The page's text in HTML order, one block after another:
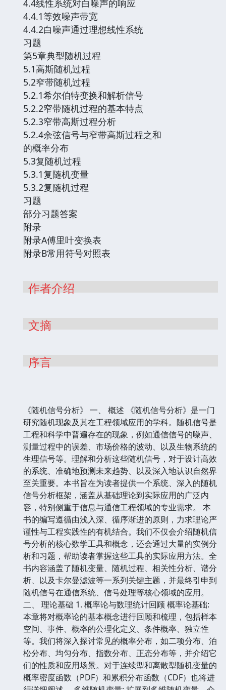
4.4线性系统对白噪声的响应
4.4.1等效噪声带宽
4.4.2白噪声通过理想线性系统
习题
第5章典型随机过程
5.1高斯随机过程
5.2窄带随机过程
5.2.1希尔伯特变换和解析信号
5.2.2窄带随机过程的基本特点
5.2.3窄带高斯过程分析
5.2.4余弦信号与窄带高斯过程之和
的概率分布
5.3复随机过程
5.3.1复随机变量
5.3.2复随机过程
习题
部分习题答案
附录
附录A傅里叶变换表
附录B常用符号对照表
作者介绍
文摘
序言
《随机信号分析》 一、 概述 《随机信号分析》是一门
研究随机现象及其在工程领域应用的学科。随机信号是
工程和科学中普遍存在的现象，例如通信信号的噪声、
测量过程中的误差、市场价格的波动、以及生物系统的
生理信号等。理解和分析这些随机信号，对于设计高效
的系统、准确地预测未来趋势、以及深入地认识自然界
至关重要。本书旨在为读者提供一个系统、深入的随机
信号分析框架，涵盖从基础理论到实际应用的广泛内
容，特别侧重于信息与通信工程领域的专业需求。 本
书的编写遵循由浅入深、循序渐进的原则，力求理论严
谨性与工程实践性的有机结合。我们不仅会介绍随机信
号分析的核心数学工具和概念，还会通过大量的实例分
析和习题，帮助读者掌握这些工具的实际应用方法。全
书内容涵盖了随机变量、随机过程、相关性分析、谱分
析、以及卡尔曼滤波等一系列关键主题，并最终引申到
随机信号在通信系统、信号处理等核心领域的应用。
二、 理论基础 1. 概率论与数理统计回顾 概率论基础:
本章将对概率论的基本概念进行回顾和梳理，包括样本
空间、事件、概率的公理化定义、条件概率、独立性
等。我们将深入探讨常见的概率分布，如二项分布、泊
松分布、均匀分布、指数分布、正态分布等，并介绍它
们的性质和应用场景。对于连续型和离散型随机变量的
概率密度函数（PDF）和累积分布函数（CDF）也将进